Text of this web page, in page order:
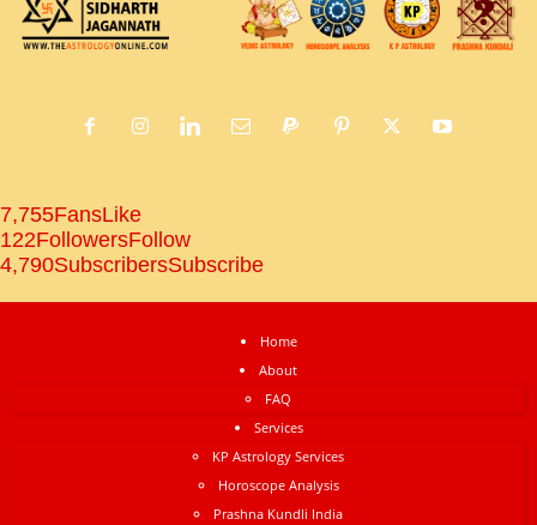
7,755FansLike
122FollowersFollow
4,790SubscribersSubscribe
Home
About
FAQ
Services
KP Astrology Services
Horoscope Analysis
Prashna Kundli India